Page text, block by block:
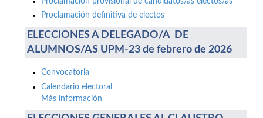
Proclamación definitiva de electos
ELECCIONES A DELEGADO/A DE
ALUMNOS/AS UPM-23 de febrero de 2026
Convocatoria
Calendario electoral
Más información